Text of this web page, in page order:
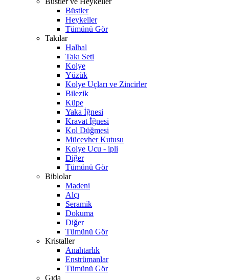
Büstler
Heykeller
Tümünü Gör
Takılar
Halhal
Takı Seti
Kolye
Yüzük
Kolye Uçları ve Zincirler
Bilezik
Küpe
Yaka İğnesi
Kravat İğnesi
Kol Düğmesi
Mücevher Kutusu
Kolye Ucu - ipli
Diğer
Tümünü Gör
Biblolar
Madeni
Alçı
Seramik
Dokuma
Diğer
Tümünü Gör
Kristaller
Anahtarlık
Enstrümanlar
Tümünü Gör
Gıda